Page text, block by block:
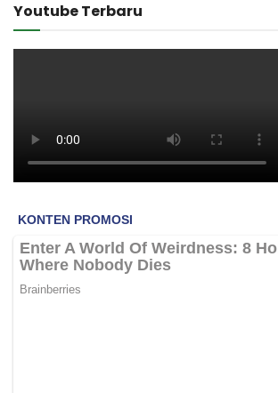
Youtube Terbaru